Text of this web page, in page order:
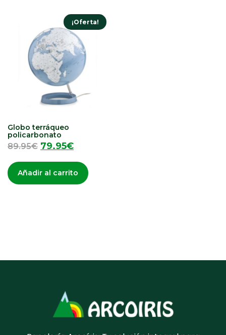
¡Oferta!
Globo terráqueo
policarbonato
89.95€ 79.95€
Añadir al carrito